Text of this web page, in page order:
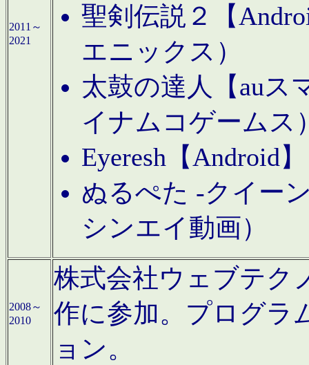
2011～
2021
聖剣伝説２【
エニックス）
太鼓の達人【auス
イナムコゲームス
Eyeresh【Android
ぬるぺた -クイー
シンエイ動画）
2008～
2010
株式会社ウェブテク
作に参加。プログラ
ョン。